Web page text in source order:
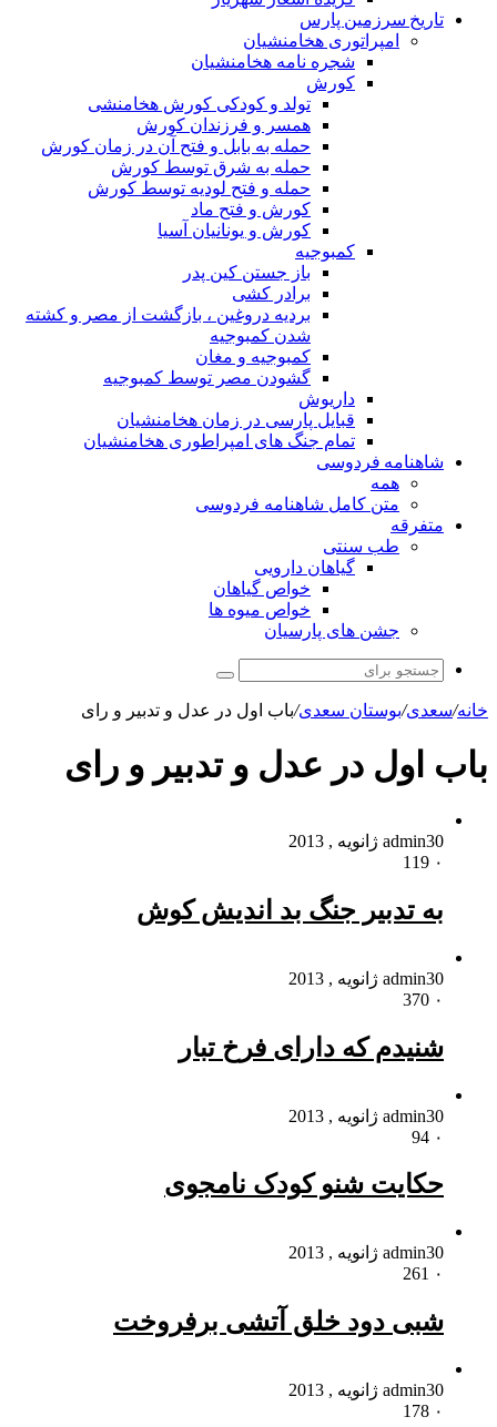
تاریخ سرزمین پارس
امپراتوری هخامنشیان
شجره نامه هخامنشیان
کورش
تولد و کودکی کورش هخامنشی
همسر و فرزندان کورش
حمله به بابل و فتح آن در زمان کورش
حمله به شرق توسط کورش
حمله و فتح لودیه توسط کورش
کورش و فتح ماد
کورش و یونانیان آسیا
کمبوجیه
باز جستن کین پدر
برادر کشی
بردیه دروغین ، بازگشت از مصر و کشته
شدن کمبوجیه
کمبوجیه و مغان
گشودن مصر توسط کمبوجیه
داریوش
قبایل پارسی در زمان هخامنشیان
تمام جنگ های امپراطوری هخامنشیان
شاهنامه فردوسی
همه
متن کامل شاهنامه فردوسی
متفرقه
طب سنتی
گیاهان دارویی
خواص گیاهان
خواص میوه ها
جشن های پارسیان
جستجو
خانه/سعدی/بوستان سعدی/باب اول در عدل و تدبیر و رای
باب اول در عدل و تدبیر و رای
admin30 ژانویه , 2013
۰
به تدبیر جنگ بد اندیش کوش
admin30 ژانویه , 2013
۰
شنیدم که دارای فرخ تبار
admin30 ژانویه , 2013
۰
حکایت شنو کودک نامجوی
admin30 ژانویه , 2013
۰
شبی دود خلق آتشی برفروخت
admin30 ژانویه , 2013
۰